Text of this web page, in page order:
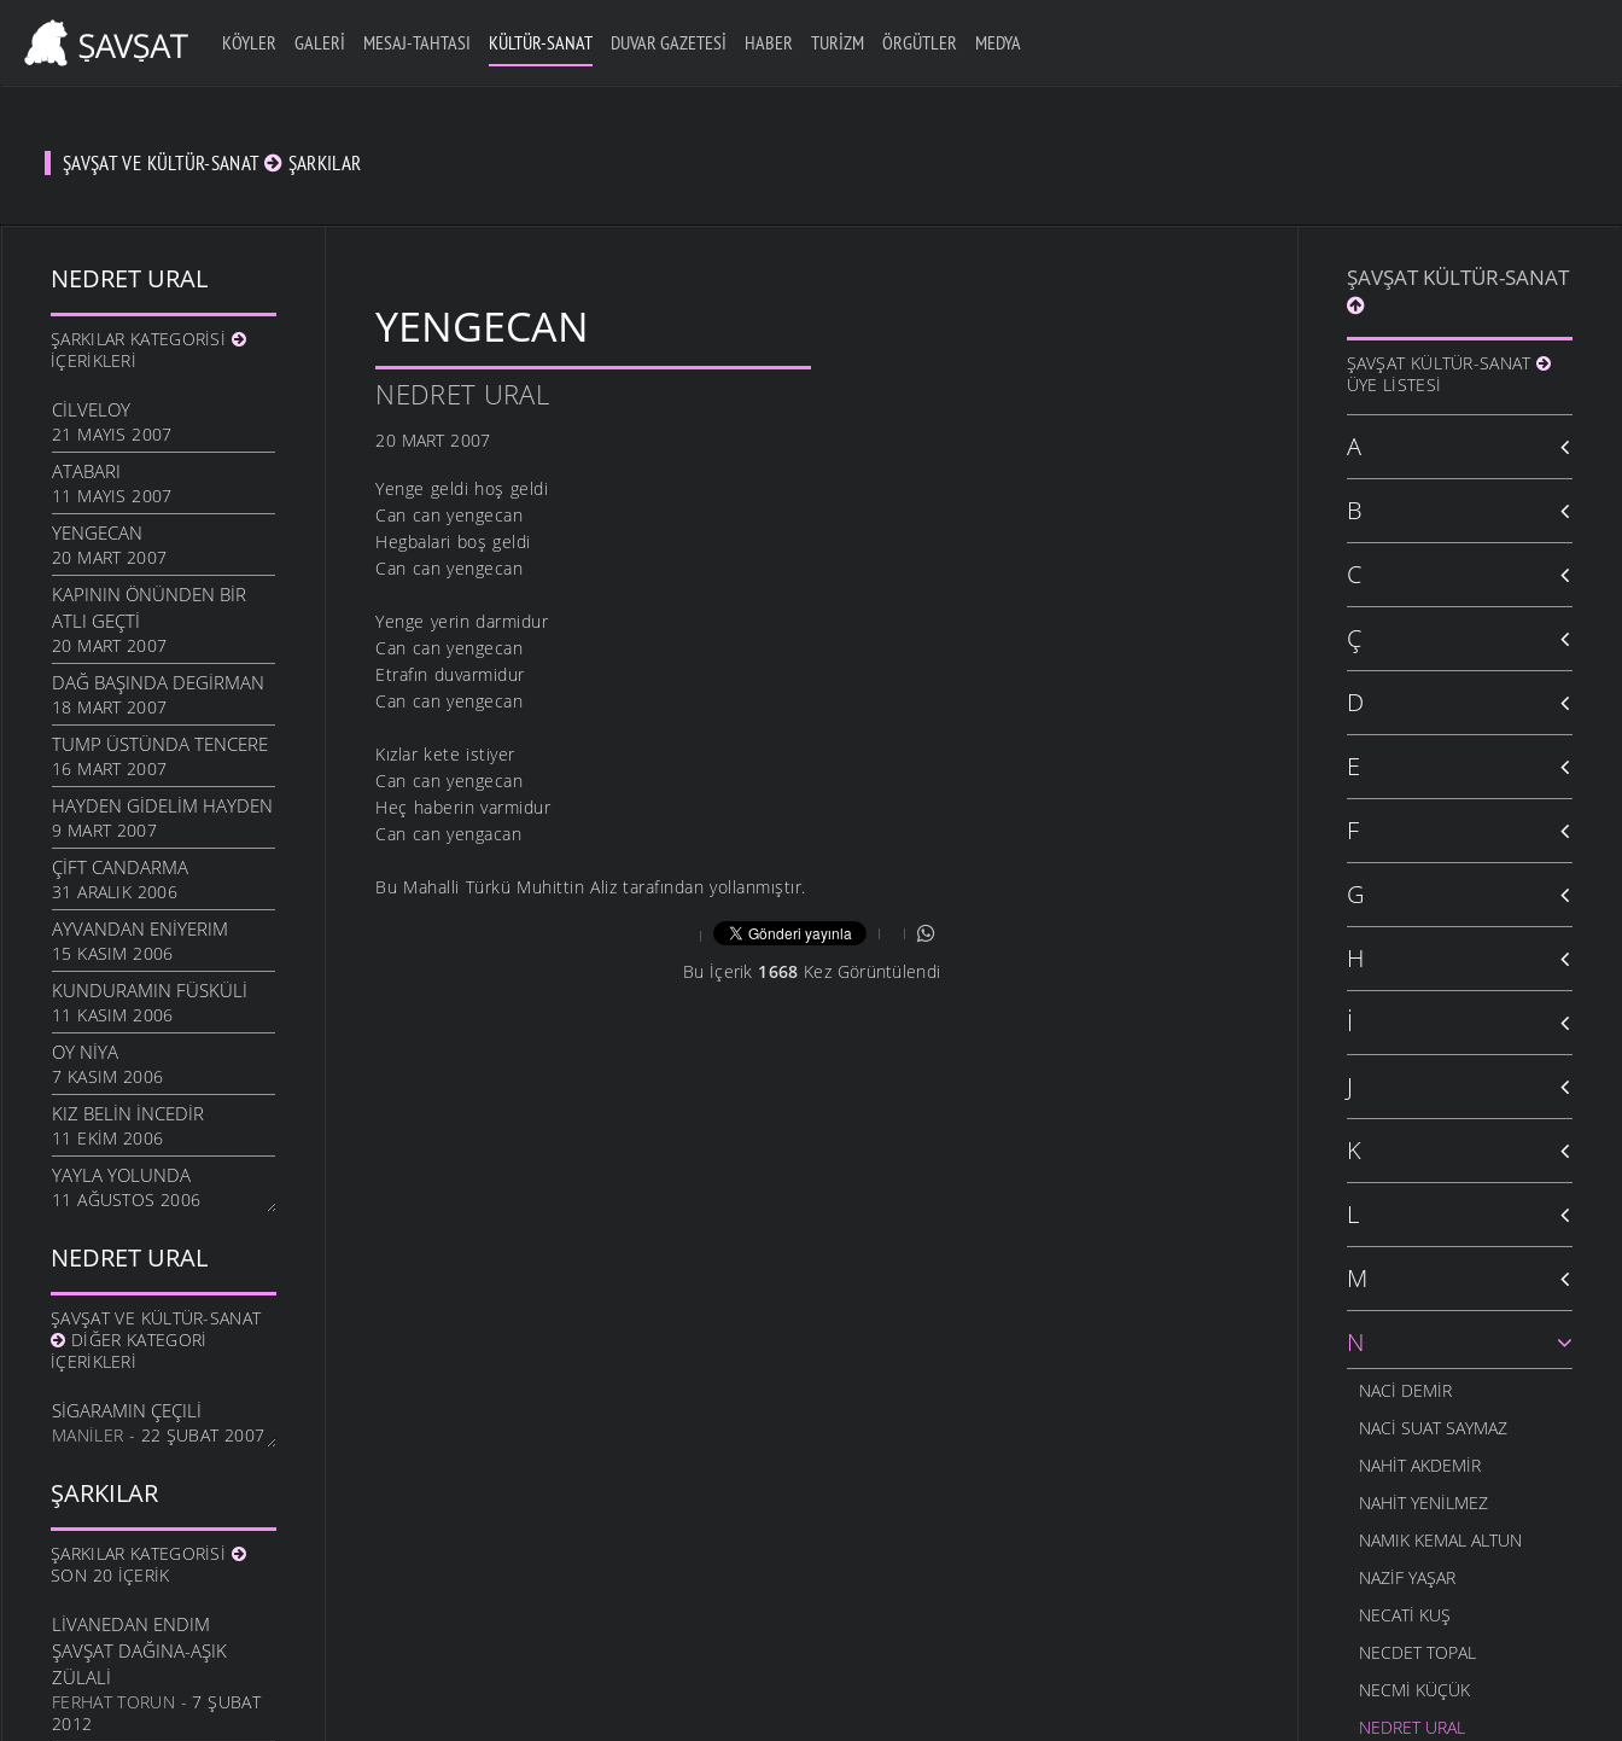
KÖYLER GALERI MESAJ-TAHTASI KÜLTÜR-SANAT DUVAR GAZETESI HABER TURIZM ÖRGÜTLER MEDYA
ŞAVŞAT VE KÜLTÜR-SANAT ŞARKILAR
NEDRET URAL
ŞARKILAR KATEGORISI
İÇERIKLERI
CILVELOY
21 MAYIS 2007
ATABARI
11 MAYIS 2007
YENGECAN
20 MART 2007
KAPININ ÖNÜNDEN BIR
ATLI GEÇTI
20 MART 2007
DAĞ BAŞINDA DEGIRMAN
18 MART 2007
TUMP ÜSTÜNDA TENCERE
16 MART 2007
HAYDEN GIDELIM HAYDEN
9 MART 2007
ÇIFT CANDARMA
31 ARALIK 2006
AYVANDAN ENIYERIM
15 KASIM 2006
KUNDURAMIN FÜSKÜLI
11 KASIM 2006
OY NIYA
7 KASIM 2006
KIZ BELIN İNCEDIR
11 EKIM 2006
YAYLA YOLUNDA
11 AĞUSTOS 2006
NEDRET URAL
ŞAVŞAT VE KÜLTÜR-SANAT
DIĞER KATEGORI
İÇERIKLERI
SIGARAMIN ÇEÇILI
MANILER - 22 ŞUBAT 2007
ŞARKILAR
ŞARKILAR KATEGORISI
SON 20 İÇERIK
LIVANEDAN ENDIM
ŞAVŞAT DAĞINA-AŞIK
ZÜLALI
FERHAT TORUN - 7 ŞUBAT
2012
YENGECAN
NEDRET URAL
20 MART 2007
Yenge geldi hoş geldi
Can can yengecan
Hegbalari boş geldi
Can can yengecan
Yenge yerin darmidur
Can can yengecan
Etrafın duvarmidur
Can can yengecan
Kızlar kete istiyer
Can can yengecan
Heç haberin varmidur
Can can yengacan
Bu Mahalli Türkü Muhittin Aliz tarafından yollanmıştır.
Bu İçerik 1668 Kez Görüntülendi
ŞAVŞAT KÜLTÜR-SANAT
ŞAVŞAT KÜLTÜR-SANAT
ÜYE LISTESI
A
B
C
Ç
D
E
F
G
H
İ
J
K
L
M
N
NACI DEMIR
NACI SUAT SAYMAZ
NAHIT AKDEMIR
NAHIT YENILMEZ
NAMIK KEMAL ALTUN
NAZIF YAŞAR
NECATI KUŞ
NECDET TOPAL
NECMI KÜÇÜK
NEDRET URAL